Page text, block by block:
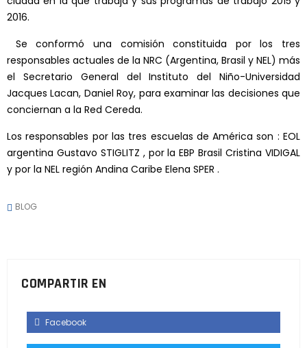
2016.
Se conformó una comisión constituida por los tres
responsables actuales de la NRC (Argentina, Brasil y NEL) más
el Secretario General del Instituto del Niño-Universidad
Jacques Lacan, Daniel Roy, para examinar las decisiones que
conciernan a la Red Cereda.
Los responsables por las tres escuelas de América son : EOL
argentina Gustavo STIGLITZ , por la EBP Brasil Cristina VIDIGAL
y por la NEL región Andina Caribe Elena SPER .
BLOG
COMPARTIR EN
Facebook